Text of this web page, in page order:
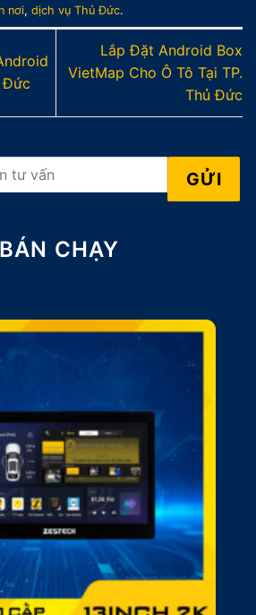
nơi, dịch vụ Thủ Đức.
Đức
Lắp Đặt Android Box
VietMap Cho Ô Tô Tại TP.
Thủ Đức
CHẠY